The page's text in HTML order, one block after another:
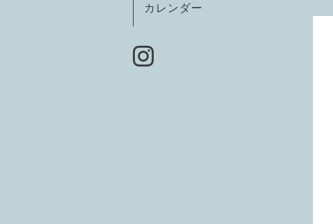
カレンダー